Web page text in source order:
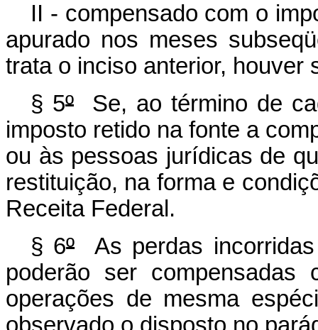
II - compensado com o
apurado nos meses
trata o inciso anterior, houver
§ 5º Se, ao término de
imposto retido na fonte a
ou às pessoas jurídicas de
restituição, na forma e
Receita Federal.
§ 6ºAs perdas
poderão ser compensadas
operações de mesma